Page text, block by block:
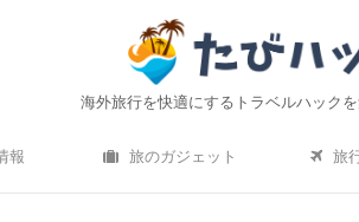
海外旅行を快適にするトラベルハック
報 旅のガジェット 旅